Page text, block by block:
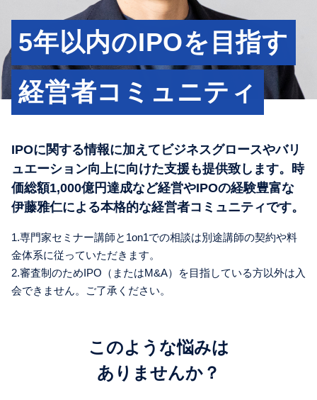
5年以内のIPOを目指す
経営者コミュニティ
IPOに関する情報に加えてビジネスグロースやバリ
ュエーション向上に向けた支援も提供致します。時
価総額1,000億円達成など経営やIPOの経験豊富な
伊藤雅仁による本格的な経営者コミュニティです。
1.専門家セミナー講師と1on1での相談は別途講師の契約や料
金体系に従っていただきます。
2.審査制のためIPO（またはM&A）を目指している方以外は入
会できません。ご了承ください。
このような悩みは
ありませんか？